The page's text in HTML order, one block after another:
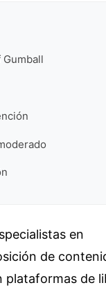
en
de
plataformas de